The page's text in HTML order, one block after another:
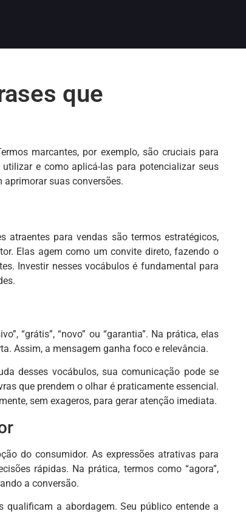
que
marcantes, por exemplo, são cruciais para
e como aplicá-las para potencializar seus
suas conversões.
atraentes para vendas são termos estratégicos,
Elas agem como um convite direto, fazendo o
Investir nesses vocábulos é fundamental para
“grátis”, “novo” ou “garantia”. Na prática, elas
Assim, a mensagem ganha foco e relevância.
desses vocábulos, sua comunicação pode se
que prendem o olhar é praticamente essencial.
sem exageros, para gerar atenção imediata.
do consumidor. As expressões atrativas para
rápidas. Na prática, termos como “agora”,
a conversão.
qualificam a abordagem. Seu público entende a